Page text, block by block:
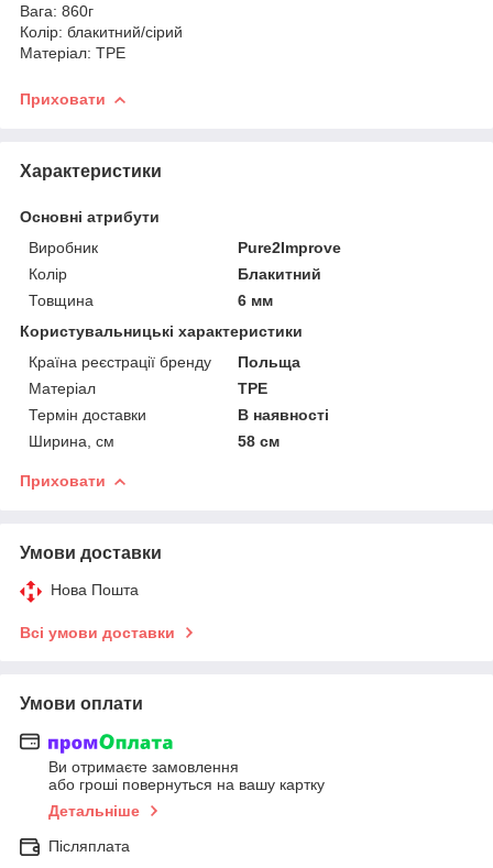
Вага: 860г
Колір: блакитний/сірий
Матеріал: TPE
Приховати
Характеристики
Основні атрибути
Виробник
Pure2Improve
Колір
Блакитний
Товщина
6 мм
Користувальницькі характеристики
Країна реєстрації бренду
Польща
Матеріал
TPE
Термін доставки
В наявності
Ширина, см
58 см
Приховати
Умови доставки
Нова Пошта
Всі умови доставки
Умови оплати
Ви отримаєте замовлення
або гроші повернуться на вашу картку
Детальніше
Післяплата